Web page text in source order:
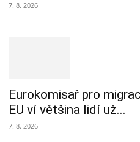
7. 8. 2026
Eurokomisař pro
EU ví většina lidí už...
7. 8. 2026